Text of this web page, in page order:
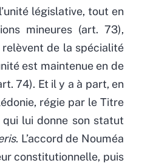
législative, tout en
mineures (art. 73),
de la spécialité
est maintenue en de
74). Et il y a à part, en
régie par le Titre
lui donne son statut
. L’accord de Nouméa
constitutionnelle, puis